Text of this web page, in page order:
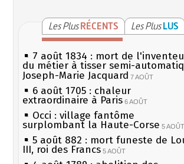
Les Plus RÉCENTS Les Plus LUS
7 août 1834 : mort de
du métier à tisser semi-
Joseph-Marie Jacquard 7 AOÛT
6 août 1705 : chaleur
extraordinaire à Paris 6 AOÛT
Occi : village fantôme
surplombant la Haute-Corse 5 AOÛT
5 août 882 : mort funeste de
III, roi des Francs 5 AOÛT